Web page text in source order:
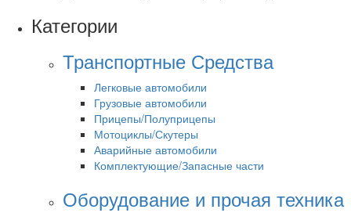
Категории
Транспортные Средства
Легковые автомобили
Грузовые автомобили
Прицепы/Полуприцепы
Мотоциклы/Скутеры
Аварийные автомобили
Комплектующие/Запасные части
Оборудование и прочая техника